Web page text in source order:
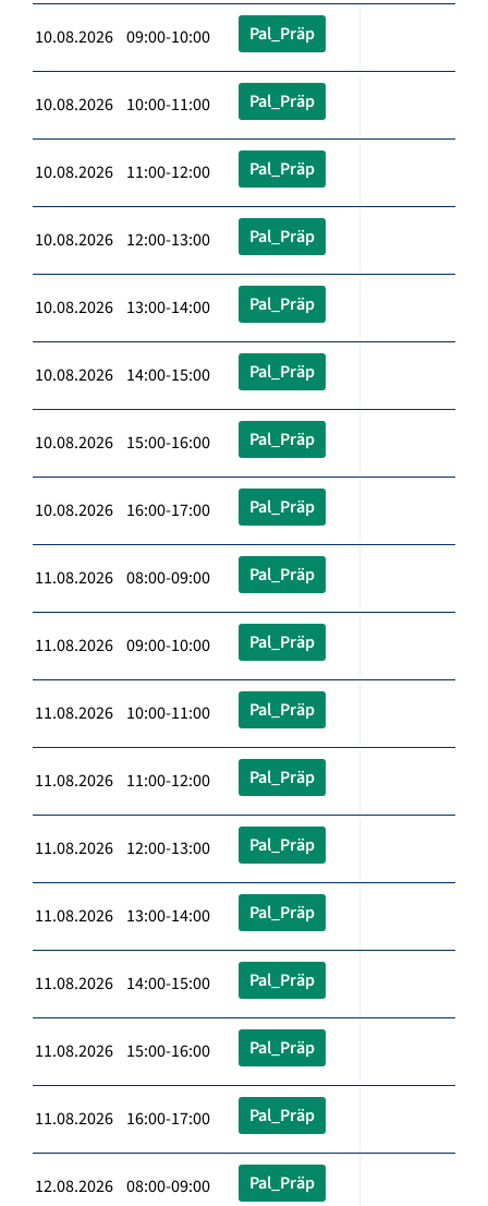
10.08.2026 09:00-10:00 Pal_Präp
10.08.2026 10:00-11:00 Pal_Präp
10.08.2026 11:00-12:00 Pal_Präp
10.08.2026 12:00-13:00 Pal_Präp
10.08.2026 13:00-14:00 Pal_Präp
10.08.2026 14:00-15:00 Pal_Präp
10.08.2026 15:00-16:00 Pal_Präp
10.08.2026 16:00-17:00 Pal_Präp
11.08.2026 08:00-09:00 Pal_Präp
11.08.2026 09:00-10:00 Pal_Präp
11.08.2026 10:00-11:00 Pal_Präp
11.08.2026 11:00-12:00 Pal_Präp
11.08.2026 12:00-13:00 Pal_Präp
11.08.2026 13:00-14:00 Pal_Präp
11.08.2026 14:00-15:00 Pal_Präp
11.08.2026 15:00-16:00 Pal_Präp
11.08.2026 16:00-17:00 Pal_Präp
12.08.2026 08:00-09:00 Pal_Präp